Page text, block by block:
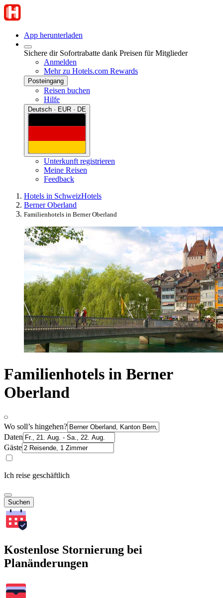
App herunterladen
Sichere dir Sofortrabatte dank Preisen für Mitglieder
Anmelden
Mehr zu Hotels.com Rewards
Posteingang
Reisen buchen
Hilfe
Deutsch · EUR · DE
Unterkunft registrieren
Meine Reisen
Feedback
Hotels in SchweizHotels
Berner Oberland
Familienhotels in Berner Oberland
Familienhotels in Berner
Oberland
Wo soll’s hingehen?
Daten
Gäste
Ich reise geschäftlich
Suchen
Kostenlose Stornierung bei
Planänderungen